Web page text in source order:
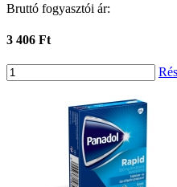
Bruttó fogyasztói ár:
3 406 Ft